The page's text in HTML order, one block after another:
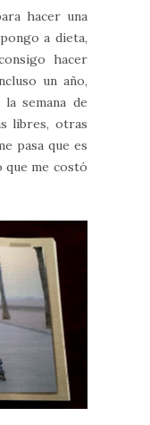
hacer una
a dieta,
hacer
un año,
semana de
libres, otras
pasa que es
que me costó